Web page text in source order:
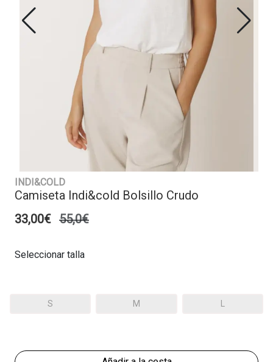
INDI&COLD
Camiseta Indi&cold Bolsillo Crudo
33,00€ 55,0€
Seleccionar talla
S M L